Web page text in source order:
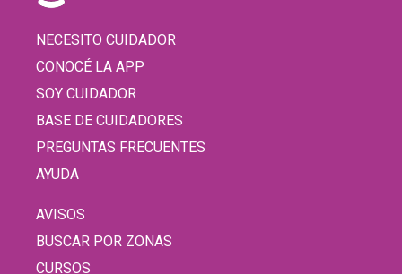
NECESITO CUIDADOR
CONOCÉ LA APP
SOY CUIDADOR
BASE DE CUIDADORES
PREGUNTAS FRECUENTES
AYUDA
AVISOS
BUSCAR POR ZONAS
CURSOS